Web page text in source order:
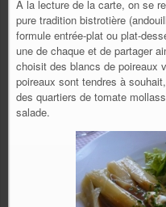
A la lecture de la carte, on se
pure tradition bistrotière
formule entrée-plat ou plat-
une de chaque et de partager
choisit des blancs de poireaux
poireaux sont tendres à
des quartiers de tomate
salade.